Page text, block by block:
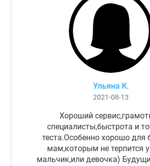
Ульяна К.
2021-08-13
Хороший
специалисты,быстрота и
теста.Особенно хорошо для
мам,которым не терпится
мальчик,или девочка)